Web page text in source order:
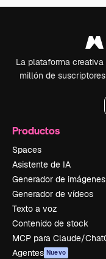
La plataforma
millón de
Productos
Spaces
Asistente de IA
Generador de imágenes
Generador de vídeos
Texto a voz
Contenido de stock
MCP para Claude/
Agentes Nuevo